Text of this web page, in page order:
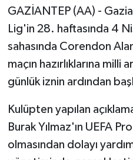
GAZİANTEP (AA) -
Lig'in 28. haftasında 4
sahasında Corendon
maçın hazırlıklarına
günlük iznin ardından
Kulüpten yapılan
Burak Yılmaz'ın UEFA
olmasından dolayı